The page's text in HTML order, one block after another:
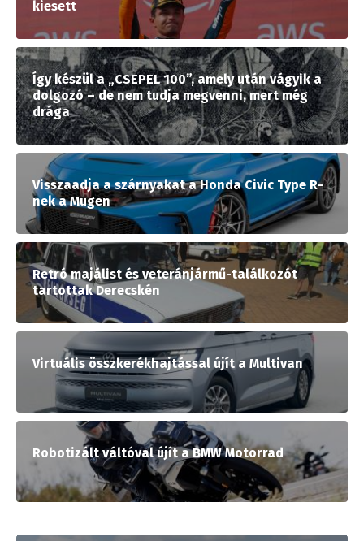
kiesett
Így készül a „CSEPEL 100”, amely után vágyik a
dolgozó – de nem tudja megvenni, mert még
drága
Visszaadja a szárnyakat a Honda Civic Type R-
nek a Mugen
Retró majálist és veteránjármű-találkozót
tartottak Derecskén
Virtuális összkerékhajtással újít a Multivan
Robotizált váltóval újít a BMW Motorrad